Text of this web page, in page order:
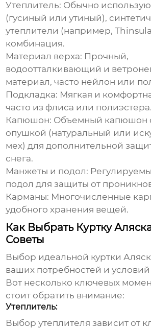
Утеплитель: Обычно
(гусиный или утиный),
утеплители (например,
комбинация.
Материал верха: Прочный,
водоотталкивающий и
материал, часто нейлон или
Подкладка: Мягкая и
часто из флиса или полиэстера.
Капюшон: Объемный капюшон
опушкой (натуральный или
мех) для дополнительной
снега.
Манжеты и подол:
подол для защиты от
Карманы: Многочисленные
удобного хранения вещей.
Как Выбрать Куртку
Советы
Выбор идеальной куртки
ваших потребностей и
Вот несколько ключевых
стоит обратить внимание:
Утеплитель:
Выбор утеплителя зависит от